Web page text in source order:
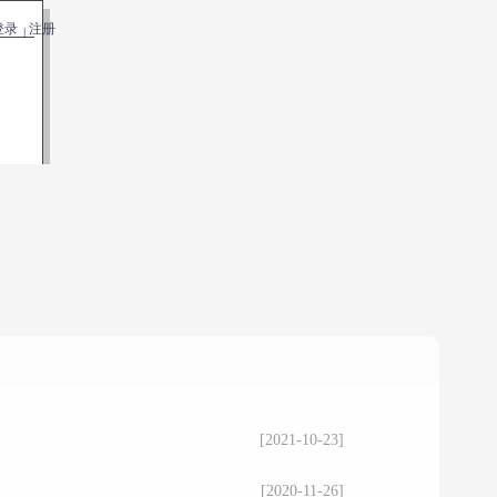
录 |注册
[2021-10-23]
[2020-11-26]